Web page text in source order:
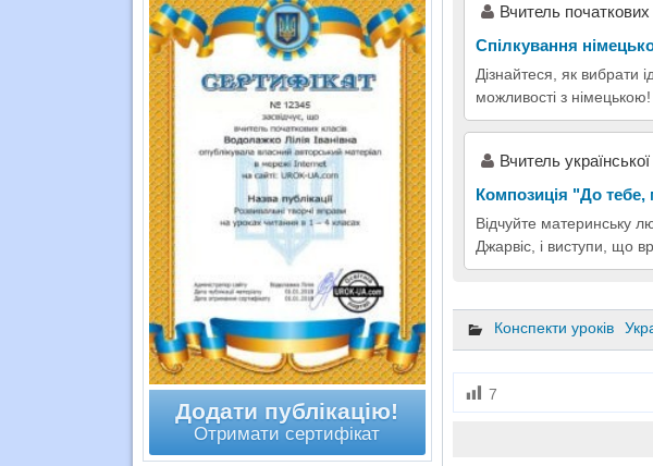
Вчитель початкових
Спілкування
Дізнайтеся, як вибрати
можливості з німецькою!
Вчитель
Композиція "До тебе,
Відчуйте материнську
Джарвіс, і виступи, що
Конспекти уроків
7
Додати публікацію!
Отримати сертифікат